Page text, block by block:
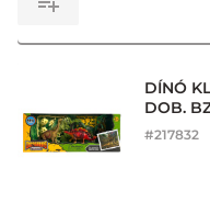
DÍNÓ
DOB.
#217832